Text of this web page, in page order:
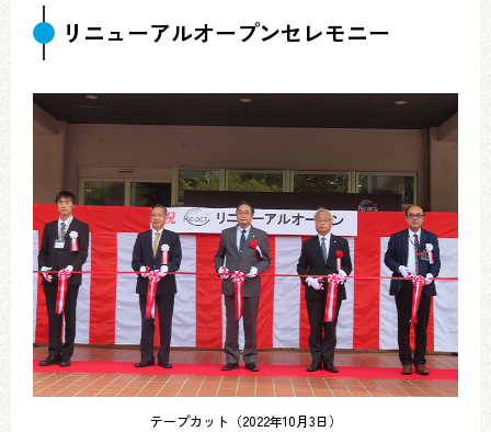
リニューアルオープンセレモニー
テープカット（2022年10月3日）